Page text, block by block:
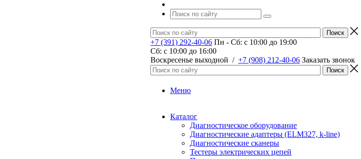
+7 (391) 292-40-06 Пн - Сб: c 10:00 до 19:00
Сб: c 10:00 до 16:00
​Воскресенье выходной / +7 (908) 212-40-06 Заказать звонок
Меню
Каталог
Диагностическое оборудование
Диагностические адаптеры (ELM327, k-line)
Диагностические сканеры
Тестеры электрических цепей